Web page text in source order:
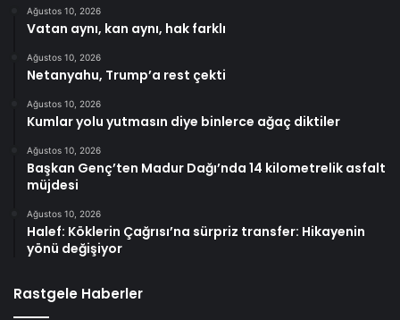
Ağustos 10, 2026
Vatan aynı, kan aynı, hak farklı
Ağustos 10, 2026
Netanyahu, Trump’a rest çekti
Ağustos 10, 2026
Kumlar yolu yutmasın diye binlerce ağaç diktiler
Ağustos 10, 2026
Başkan Genç’ten Madur Dağı’nda 14 kilometrelik asfalt
müjdesi
Ağustos 10, 2026
Halef: Köklerin Çağrısı’na sürpriz transfer: Hikayenin
yönü değişiyor
Rastgele Haberler